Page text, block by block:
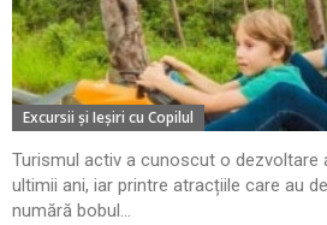
Excursii şi Ieşiri cu Copilul
Turismul activ a cunoscut o dezvoltare
ultimii ani, iar printre atracțiile care au
numără bobul...